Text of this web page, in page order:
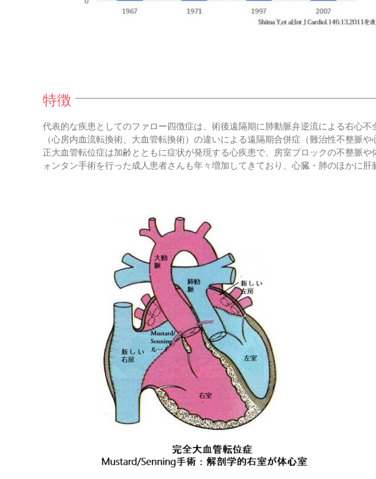
特徴
代表的な疾患としてのファロー四徴症は、術後遠隔期に肺動脈弁逆流による右心
（心房内血流転換術、大血管転換術）の違いによる遠隔期合併症（難治性不整脈
正大血管転位症は加齢とともに症状が発現する心疾患で、房室ブロックの不整脈
ォンタン手術を行った成人患者さんも年々増加してきており、心臓・肺のほかに肝